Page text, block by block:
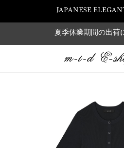
JAPANESE
夏季休業期間の出荷